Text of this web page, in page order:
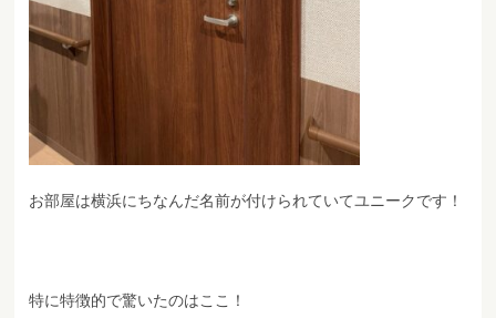
お部屋は横浜にちなんだ名前が付けられていてユニークです！
特に特徴的で驚いたのはここ！